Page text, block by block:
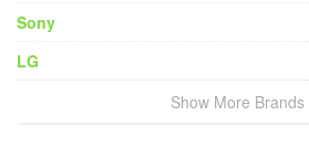
Sony
LG
Show More Brands